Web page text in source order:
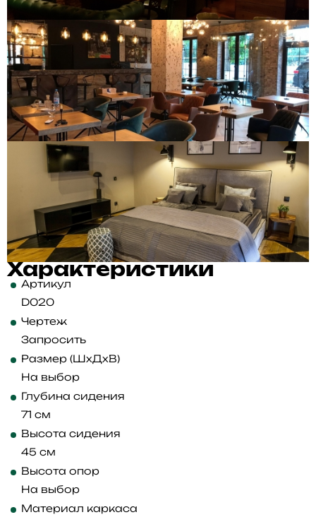
Характеристики
Артикул
D020
Чертеж
Запросить
Размер (ШхДхВ)
На выбор
Глубина сидения
71 см
Высота сидения
45 см
Высота опор
На выбор
Материал каркаса